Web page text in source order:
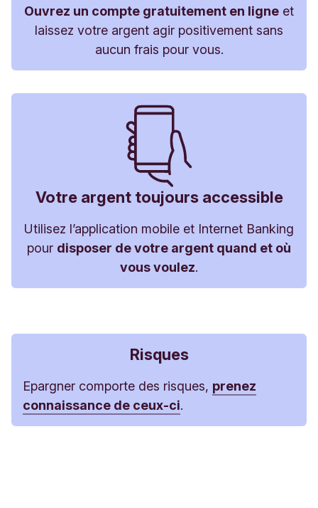
Ouvrez un compte gratuitement en ligne et
laissez votre argent agir positivement sans
aucun frais pour vous.
Votre argent toujours accessible
Utilisez l’application mobile et Internet Banking
pour disposer de votre argent quand et où
vous voulez.
Risques
Epargner comporte des risques, prenez
connaissance de ceux-ci.